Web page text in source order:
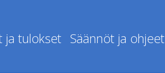
ja tulokset Säännöt ja ohjeet